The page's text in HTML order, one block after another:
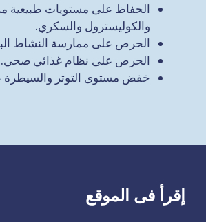
الحفاظ على مستويات طبيعية
والكوليسترول والسكري.
الحرص على ممارسة النشاط
الحرص على نظام غذائي صحي.
خفض مستوى التوتر والسيطرة
إقرأ فى الموقع